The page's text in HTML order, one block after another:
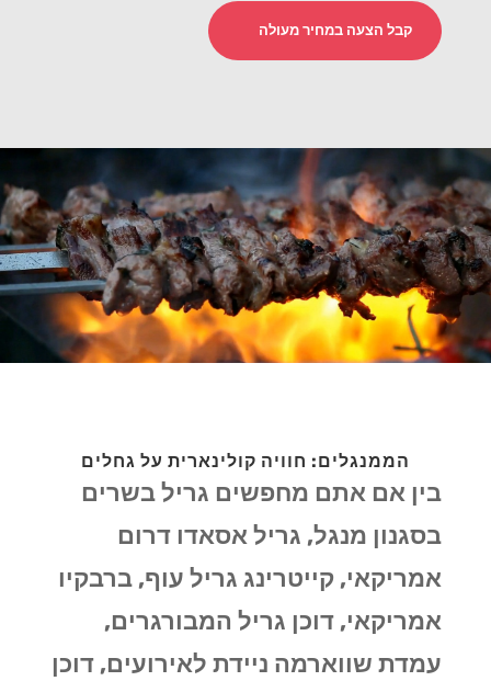
קבל הצעה במחיר מעולה
הממנגלים: חוויה קולינארית על גחלים
בין אם אתם מחפשים גריל בשרים
בסגנון מנגל, גריל אסאדו דרום
אמריקאי, קייטרינג גריל עוף, ברבקיו
אמריקאי, דוכן גריל המבורגרים,
עמדת שווארמה ניידת לאירועים, דוכן